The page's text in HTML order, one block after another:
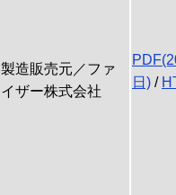
製造販売元／ファ
イザー株式会社
日) /